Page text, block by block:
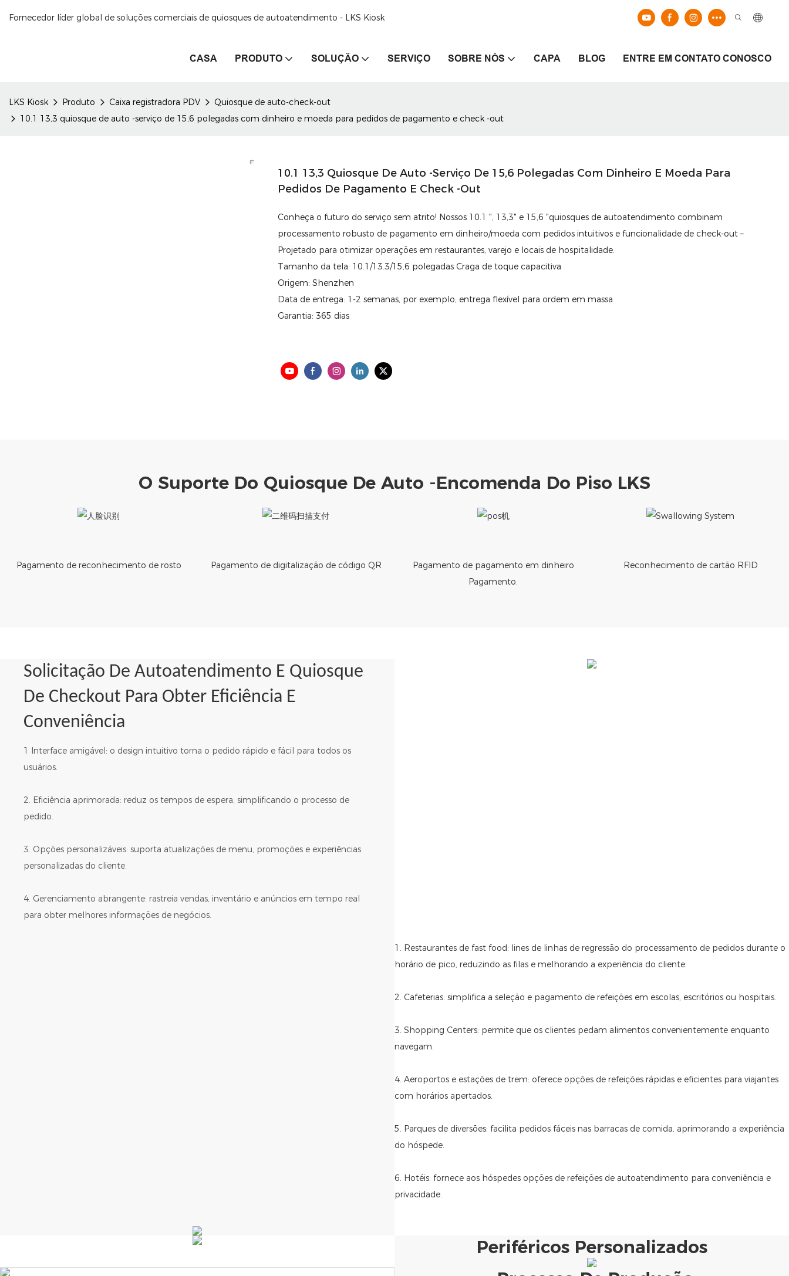
Fornecedor líder global de soluções comerciais de quiosques de autoatendimento - LKS Kiosk
CASA PRODUTO SOLUÇÃO SERVIÇO SOBRE NÓS CAPA BLOG ENTRE EM CONTATO CONOSCO
LKS Kiosk Produto Caixa registradora PDV
Quiosque de auto-check-out
10.1 13,3 quiosque de auto -serviço de 15,6 polegadas com dinheiro e moeda para pedidos de pagamento e check -out
10.1 13,3 Quiosque De Auto -serviço De 15,6 Polegadas Com Dinheiro E Moeda Para
Pedidos De Pagamento E Check -out
Conheça o futuro do serviço sem atrito! Nossos 10.1 ", 13,3" e 15,6 "quiosques de autoatendimento combinam
processamento robusto de pagamento em dinheiro/moeda com pedidos intuitivos e funcionalidade de check-out –
Projetado para otimizar operações em restaurantes, varejo e locais de hospitalidade.
Tamanho da tela: 10.1/13.3/15,6 polegadas Craga de toque capacitiva
Origem: Shenzhen
Data de entrega: 1-2 semanas, por exemplo, entrega flexível para ordem em massa
Garantia: 365 dias
O Suporte Do Quiosque De Auto -encomenda Do Piso LKS
Pagamento de reconhecimento de rosto Pagamento de digitalização de código QR
Pagamento de pagamento em dinheiro
Pagamento.
Reconhecimento de cartão RFID
Solicitação De Autoatendimento E Quiosque
De Checkout Para Obter Eficiência E
Conveniência
1 Interface amigável: o design intuitivo torna o pedido rápido e fácil para todos os
usuários.
2. Eficiência aprimorada: reduz os tempos de espera, simplificando o processo de
pedido.
3. Opções personalizáveis: suporta atualizações de menu, promoções e experiências
personalizadas do cliente.
4. Gerenciamento abrangente: rastreia vendas, inventário e anúncios em tempo real
para obter melhores informações de negócios.
1. Restaurantes de fast food: lines de linhas de regressão do processamento de pedidos durante o
horário de pico, reduzindo as filas e melhorando a experiência do cliente.
2. Cafeterias: simplifica a seleção e pagamento de refeições em escolas, escritórios ou hospitais.
3. Shopping Centers: permite que os clientes pedam alimentos convenientemente enquanto
navegam.
4. Aeroportos e estações de trem: oferece opções de refeições rápidas e eficientes para viajantes
com horários apertados.
5. Parques de diversões: facilita pedidos fáceis nas barracas de comida, aprimorando a experiência
do hóspede.
6. Hotéis: fornece aos hóspedes opções de refeições de autoatendimento para conveniência e
privacidade.
Periféricos Personalizados